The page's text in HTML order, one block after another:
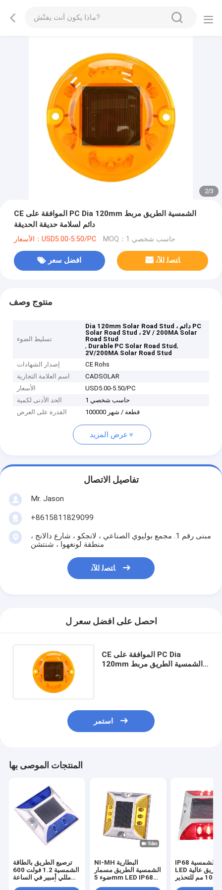
2/3
CE الموافقة على PC Dia 120mm الشمسية الطريق مربط
دائم لسلامة حديقة الحديقة
الأسعار：USD5.00-5.50/PC MOQ：حاسب شخصي 1
افضل سعر ﺎﺘﺼﻟ ﺍﻶﻧ
منتوج وصف
تسليط الضوء
Dia 120mm Solar Road Stud ، دائم PC
Solar Road Stud ، 2V / 200MA Solar
Road Stud
, Durable PC Solar Road Stud,
2V/200MA Solar Road Stud
إصدار الشهادات
CE Rohs
اسم العلامة التجارية
CADSOLAR
الأسعار
USD5.00-5.50/PC
الحد الأدنى لكمية
حاسب شخصي 1
القدرة على العرض
100000 قطعة / شهر
عرض المزيد
تفاصيل الاتصال
Mr. Jason
+8615811829099
مبنى رقم 1. مجمع بوليوي الصناعي ، لانجكو ، شارع دالانج ،
منطقة لونغهوا ، شنتشن
ﺎﺘﺼﻟ ﺍﻶﻧ
احصل على افضل سعر ل
CE الموافقة على PC Dia
120mm الشمسية الطريق مربط
استمر
المنتجات الموصى بها
ترصيع الطريق بالطاقة
الشمسية 1.2 فولت 600
مللي أمبير في الساعة
NI-MH البطارية
الشمسية الطريق مسمار
ضوء 5mm LED IP68
IP68 حماية الشمسية
LED مربط الطريق عالية